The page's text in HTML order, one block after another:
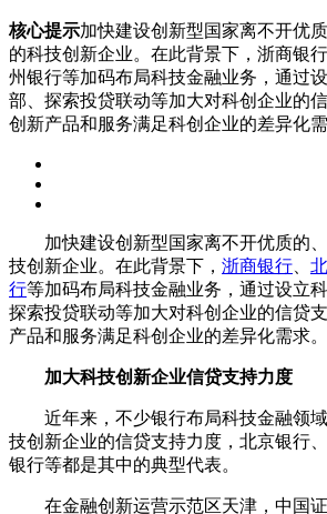
核心提示加快建设创新型国家离不开优
的科技创新企业。在此背景下，浙商银
州银行等加码布局科技金融业务，通过
部、探索投贷联动等加大对科创企业的
创新产品和服务满足科创企业的差异化需
加快建设创新型国家离不开优质的、
技创新企业。在此背景下， 浙商银行
行等加码布局科技金融业务，通过设立
探索投贷联动等加大对科创企业的信贷
产品和服务满足科创企业的差异化需求。
加大科技创新企业信贷支持力度
近年来，不少银行布局科技金融领域
技创新企业的信贷支持力度，北京银行
银行等都是其中的典型代表。
在金融创新运营示范区天津，中国证